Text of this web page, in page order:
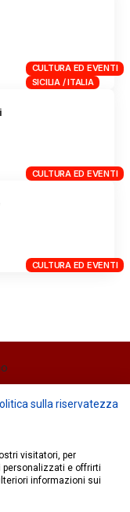
CULTURA ED EVENTI
SICILIA / ITALIA
CULTURA ED EVENTI
CULTURA ED EVENTI
Falcisulla riservatezza
visitatori, per
e offrirti
informazioni sui